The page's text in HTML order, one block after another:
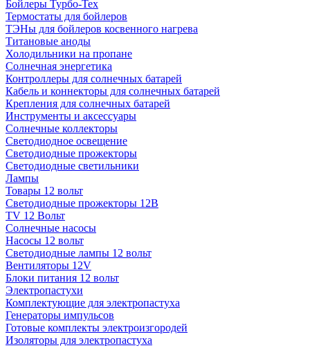
Бойлеры Турбо-Тех
Термостаты для бойлеров
ТЭНы для бойлеров косвенного нагрева
Титановые аноды
Холодильники на пропане
Солнечная энергетика
Контроллеры для солнечных батарей
Кабель и коннекторы для солнечных батарей
Крепления для солнечных батарей
Инструменты и аксессуары
Солнечные коллекторы
Светодиодное освещение
Светодиодные прожекторы
Светодиодные светильники
Лампы
Товары 12 вольт
Светодиодные прожекторы 12В
TV 12 Вольт
Солнечные насосы
Насосы 12 вольт
Светодиодные лампы 12 вольт
Вентиляторы 12V
Блоки питания 12 вольт
Электропастухи
Комплектующие для электропастуха
Генераторы импульсов
Готовые комплекты электроизгородей
Изоляторы для электропастуха